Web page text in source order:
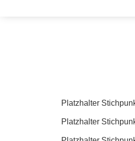
Platzhalter
Platzhalter